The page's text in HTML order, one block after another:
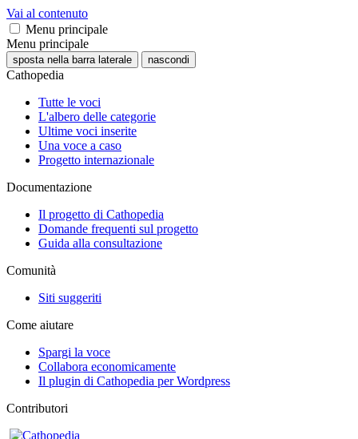
Vai al contenuto
Menu principale
Menu principale
sposta nella barra laterale nascondi
Cathopedia
Tutte le voci
L'albero delle categorie
Ultime voci inserite
Una voce a caso
Progetto internazionale
Documentazione
Il progetto di Cathopedia
Domande frequenti sul progetto
Guida alla consultazione
Comunità
Siti suggeriti
Come aiutare
Spargi la voce
Collabora economicamente
Il plugin di Cathopedia per Wordpress
Contributori